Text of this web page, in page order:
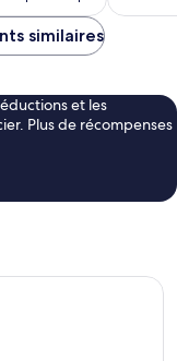
de
similaires
et les
Plus de récompenses